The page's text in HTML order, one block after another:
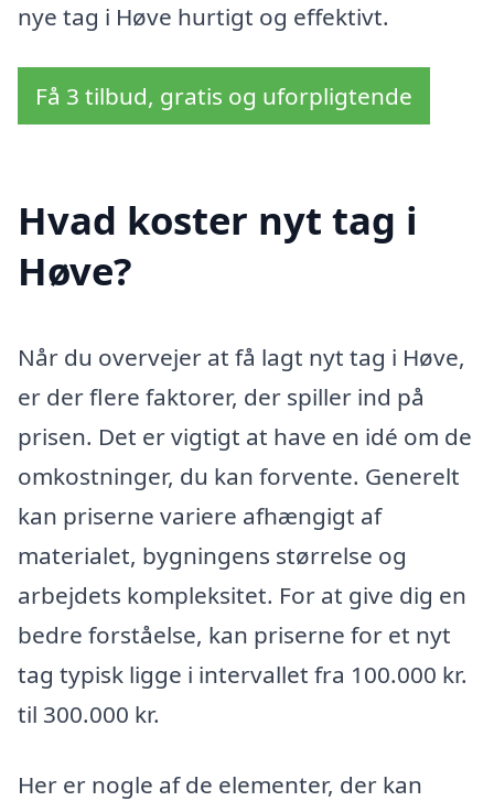
nye tag i Høve hurtigt og effektivt.
Få 3 tilbud, gratis og uforpligtende
Hvad koster nyt tag i
Høve?
Når du overvejer at få lagt nyt tag i Høve,
er der flere faktorer, der spiller ind på
prisen. Det er vigtigt at have en idé om de
omkostninger, du kan forvente. Generelt
kan priserne variere afhængigt af
materialet, bygningens størrelse og
arbejdets kompleksitet. For at give dig en
bedre forståelse, kan priserne for et nyt
tag typisk ligge i intervallet fra 100.000 kr.
til 300.000 kr.
Her er nogle af de elementer, der kan